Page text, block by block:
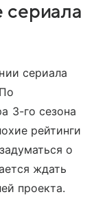
сериала
сериала
3-го сезона
рейтинги
о
ждать
проекта.